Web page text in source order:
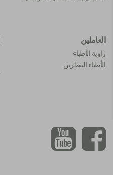
العاملين
زاوية الأطباء
الأطباء البيطرين